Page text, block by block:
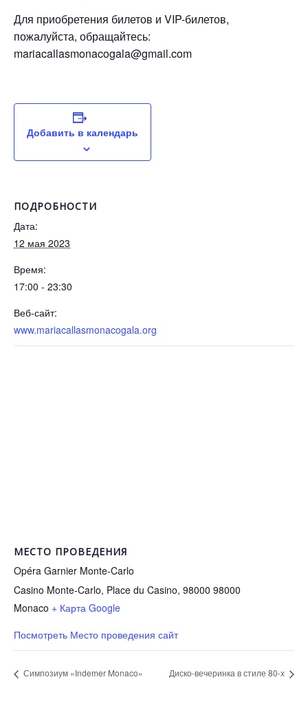
Для приобретения билетов и VIP-билетов,
пожалуйста, обращайтесь:
mariacallasmonacogala@gmail.com
Добавить в календарь
ПОДРОБНОСТИ
Дата:
12 мая 2023
Время:
17:00 - 23:30
Веб-сайт:
www.mariacallasmonacogala.org
МЕСТО ПРОВЕДЕНИЯ
Opéra Garnier Monte-Carlo
Casino Monte-Carlo, Place du Casino, 98000 98000
Monaco + Карта Google
Посмотреть Место проведения сайт
Симпозиум «Indemer Monaco» Диско-вечеринка в стиле 80-х